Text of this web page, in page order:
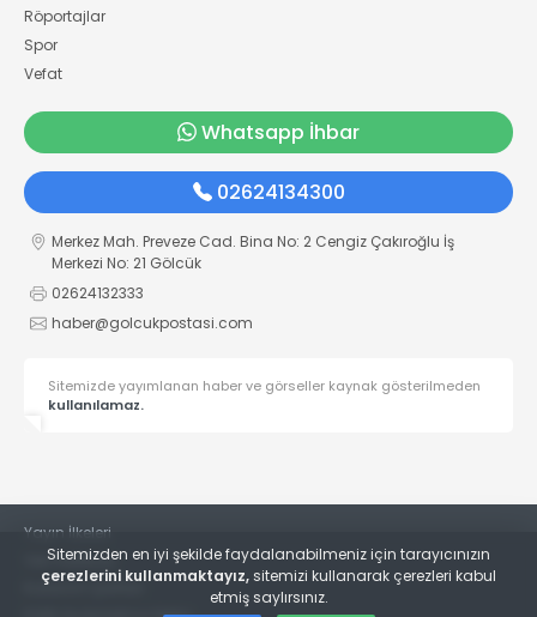
Röportajlar
Spor
Vefat
Whatsapp İhbar
02624134300
Merkez Mah. Preveze Cad. Bina No: 2 Cengiz Çakıroğlu İş
Merkezi No: 21 Gölcük
02624132333
haber@golcukpostasi.com
Sitemizde yayımlanan haber ve görseller kaynak gösterilmeden
kullanılamaz.
Yayın İlkeleri
Veri Politikası
Kullanım Şartları
Sitemizden en iyi şekilde faydalanabilmeniz için tarayıcınızın
çerezlerini kullanmaktayız, sitemizi kullanarak çerezleri kabul
etmiş saylırsınız.